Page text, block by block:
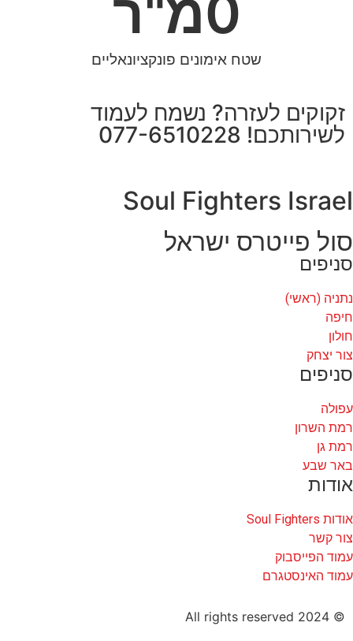
שטח אימונים פונקציונאליים
0מ"ר
זקוקים לעזרה? נשמח לעמוד
לשירותכם! 077-6510228
Soul Fighters Israel
סול פייטרס ישראל
סניפים
נתניה (ראשי)
חיפה
חולון
צור יצחק
סניפים
עפולה
רמת השרון
רמת גן
באר שבע
אודות
אודות Soul Fighters
צור קשר
עמוד הפייסבוק
עמוד האינסטגרם
© 2024 All rights reserved